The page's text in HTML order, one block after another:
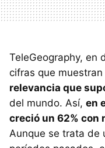
TeleGeography, en
cifras que muestran
relevancia que
del mundo. Así, en
creció un 62% con
Aunque se trata de